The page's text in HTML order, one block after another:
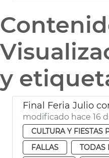
y
Final Feria Julio
modificado hace 16
CULTURA Y FIESTAS
FALLAS
TODAS